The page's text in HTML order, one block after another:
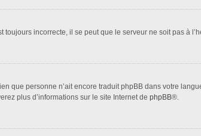
incorrecte, il se peut que le serveur ne soit pas à
que personne n’ait encore traduit phpBB dans votre
plus d’informations sur le site Internet de phpBB®.